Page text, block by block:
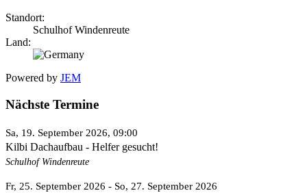
Standort:
Schulhof Windenreute
Land:
Powered by JEM
Nächste Termine
Sa, 19. September 2026, 09:00
Kilbi Dachaufbau - Helfer gesucht!
Schulhof Windenreute
Fr, 25. September 2026 - So, 27. September 2026